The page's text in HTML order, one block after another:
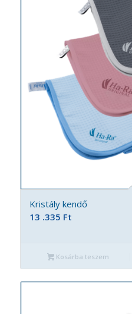
Kristály kendő
13 .335 Ft
Kosárba teszem